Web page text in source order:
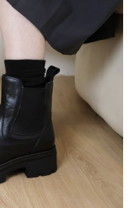
交易完成。
但若您需要取消訂單，請聯絡
為有效，需透過AFTEE先享
帳頁面顯示為準，若有關於
問，請聯繫「AFTEE先享後付
support/home
先享後付」服務完成之交
並將交易相關給付款項請求債
護人之同意方可使用
之損失，本公司不負相關責